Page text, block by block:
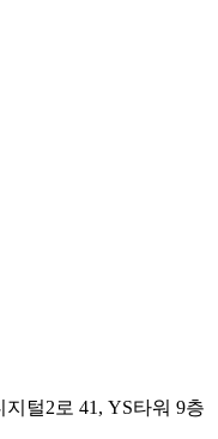
털2로 41, YS타워 9층